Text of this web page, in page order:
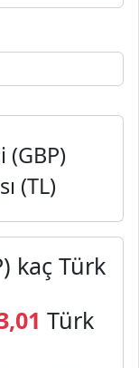
(TL)
kaç Türk
Türk